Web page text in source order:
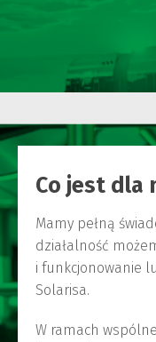
Co jest dla
Mamy pełną
działalność
i funkcjonowanie
Solarisa.
W ramach